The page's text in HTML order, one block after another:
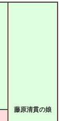
藤原清貫の娘